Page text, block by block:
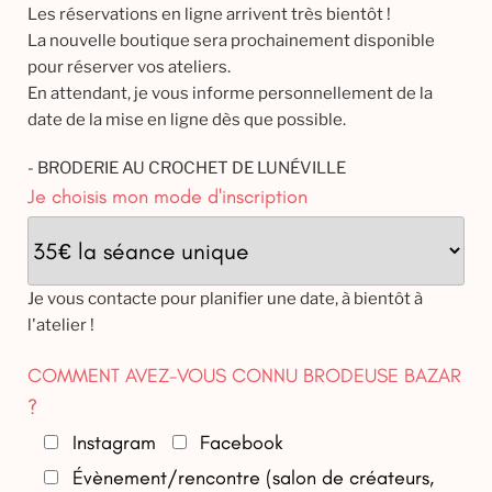
Les réservations en ligne arrivent très bientôt !
La nouvelle boutique sera prochainement disponible
pour réserver vos ateliers.
En attendant, je vous informe personnellement de la
date de la mise en ligne dès que possible.
- BRODERIE AU CROCHET DE LUNÉVILLE
Je choisis mon mode d'inscription
Je vous contacte pour planifier une date, à bientôt à
l'atelier !
COMMENT AVEZ-VOUS CONNU BRODEUSE BAZAR
?
Instagram
Facebook
Évènement/rencontre (salon de créateurs,